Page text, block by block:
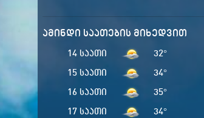
ამინდი საათების მიხედვით
14 საათი 32°
15 საათი
34°
16 საათი
35°
17 საათი
34°